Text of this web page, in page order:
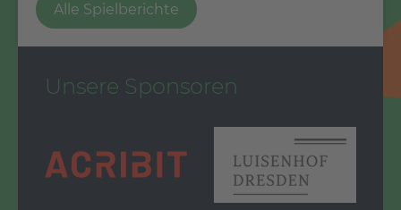
Alle Spielberichte
Unsere Sponsoren